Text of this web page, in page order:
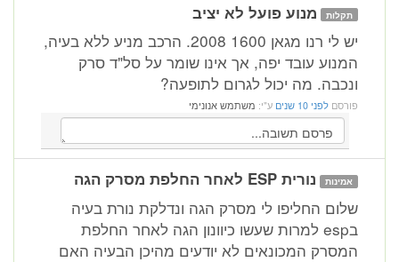
תקלות מנוע פועל לא יציב
יש לי רנו מגאן 1600 2008. הרכב מניע ללא בעיה,
המנוע עובד יפה, אך אינו שומר על סל"ד סרק
ונכבה. מה יכול לגרום לתופעה?
פורסם לפני 10 שנים ע"י: משתמש אנונימי
אמינות נורית ESP לאחר החלפת מסרק הגה
שלום החליפו לי מסרק הגה ונדלקת נורת בעיה
בesp למרות שעשו כיוונון הגה לאחר החלפת
המסרק המכונאים לא יודעים מהיכן הבעיה האם